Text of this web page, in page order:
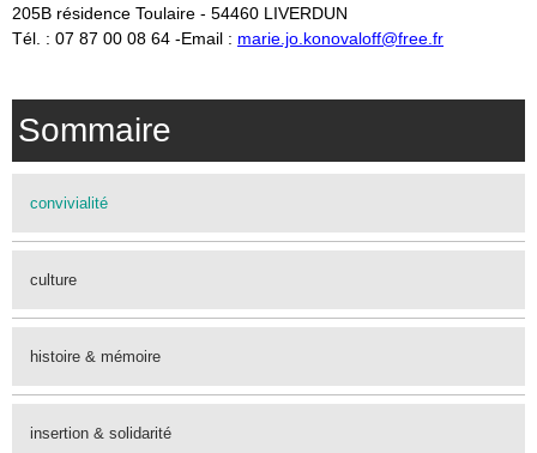
​205B résidence Toulaire - 54460 LIVERDUN
​Tél. : 07 87 00 08 64 -Email : marie.jo.konovaloff@free.fr
Sommaire
convivialité
culture
histoire & mémoire
insertion & solidarité